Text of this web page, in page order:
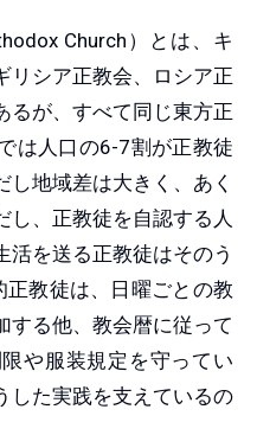
Church）とは、キ
リシア正教会、ロシア正
るが、すべて同じ東方正
は人口の6-7割が正教徒
し地域差は大きく、あく
し、正教徒を自認する人
活を送る正教徒はそのう
教徒は、日曜ごとの教
する他、教会暦に従って
や服装規定を守ってい
した実践を支えているの